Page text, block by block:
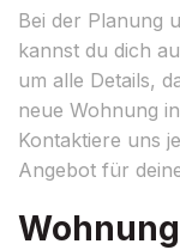
Bei der Planung
kannst du dich
um alle Details,
neue Wohnung
Kontaktiere uns
Angebot für